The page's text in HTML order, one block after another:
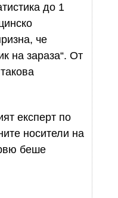
до 1
че
на зараза“. От
експерт по
носители на
беше